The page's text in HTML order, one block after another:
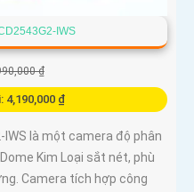
IWS
₫
4,190,000 ₫
IWS là một camera độ phân
Kim Loại sắt nét, phù
Camera tích hợp công